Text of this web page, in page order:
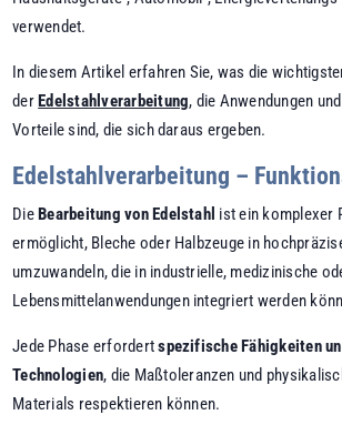
verwendet.
In diesem Artikel erfahren Sie, was die
derEdelstahlverarbeitung, die Anwendungen
Vorteile sind, die sich daraus ergeben.
Edelstahlverarbeitung –
DieBearbeitung von Edelstahl ist ein komplexer
ermöglicht, Bleche oder Halbzeuge in
umzuwandeln, die in industrielle, medizinische
Lebensmittelanwendungen integriert werden
Jede Phase erfordertspezifische Fähigkeiten
Technologien, die Maßtoleranzen und
Materials respektieren können.